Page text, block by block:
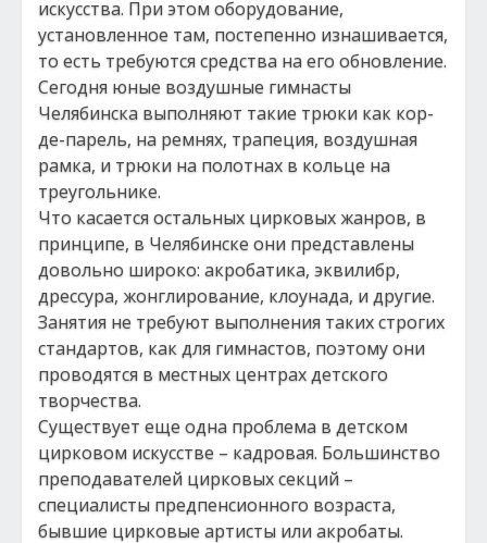
искусства. При этом оборудование,
установленное там, постепенно изнашивается,
то есть требуются средства на его обновление.
Сегодня юные воздушные гимнасты
Челябинска выполняют такие трюки как кор-
де-парель, на ремнях, трапеция, воздушная
рамка, и трюки на полотнах в кольце на
треугольнике.
Что касается остальных цирковых жанров, в
принципе, в Челябинске они представлены
довольно широко: акробатика, эквилибр,
дрессура, жонглирование, клоунада, и другие.
Занятия не требуют выполнения таких строгих
стандартов, как для гимнастов, поэтому они
проводятся в местных центрах детского
творчества.
Существует еще одна проблема в детском
цирковом искусстве – кадровая. Большинство
преподавателей цирковых секций –
специалисты предпенсионного возраста,
бывшие цирковые артисты или акробаты.